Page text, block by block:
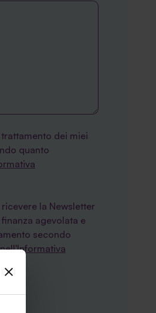
dei miei
quanto
la Newsletter
agevolata e
secondo
Informativa